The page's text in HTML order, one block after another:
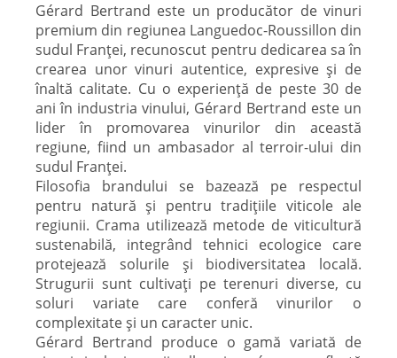
Gérard Bertrand este un producător de vinuri
premium din regiunea Languedoc-Roussillon din
sudul Franței, recunoscut pentru dedicarea sa în
crearea unor vinuri autentice, expresive și de
înaltă calitate. Cu o experiență de peste 30 de
ani în industria vinului, Gérard Bertrand este un
lider în promovarea vinurilor din această
regiune, fiind un ambasador al terroir-ului din
sudul Franței.
Filosofia brandului se bazează pe respectul
pentru natură și pentru tradițiile viticole ale
regiunii. Crama utilizează metode de viticultură
sustenabilă, integrând tehnici ecologice care
protejează solurile și biodiversitatea locală.
Strugurii sunt cultivați pe terenuri diverse, cu
soluri variate care conferă vinurilor o
complexitate și un caracter unic.
Gérard Bertrand produce o gamă variată de